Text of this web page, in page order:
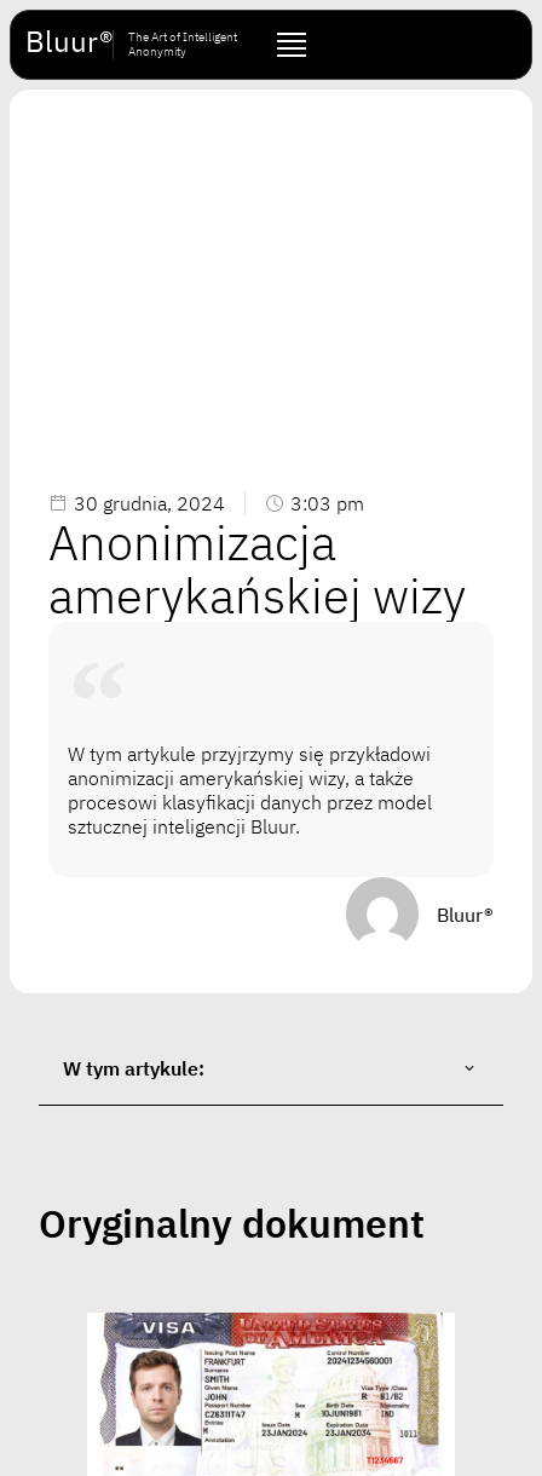
Bluur®
The Art of Intelligent
Anonymity
30 grudnia, 2024 3:03 pm
Anonimizacja
amerykańskiej wizy
W tym artykule przyjrzymy się przykładowi
anonimizacji amerykańskiej wizy, a także
procesowi klasyfikacji danych przez model
sztucznej inteligencji Bluur.
Bluur®
W tym artykule:
Oryginalny dokument